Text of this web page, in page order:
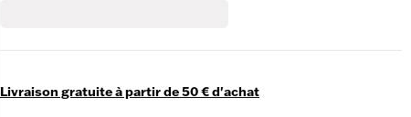
Livraison gratuite à partir de 50 € d'achat